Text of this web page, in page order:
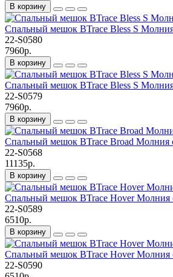
В корзину
Спальный мешок BTrace Bless S Молния
22-S0580
7960р.
В корзину
Спальный мешок BTrace Bless S
22-S0579
7960р.
В корзину
Спальный мешок BTrace Broad Молния
22-S0568
11135р.
В корзину
Спальный мешок BTrace Hover Молния
22-S0589
6510р.
В корзину
Спальный мешок BTrace Hover Молния
22-S0590